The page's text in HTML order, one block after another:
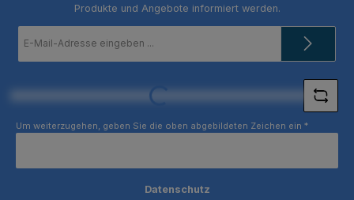
Produkte und Angebote informiert werden.
Mail-
Loading...
Um weiterzugehen, geben Sie die oben abgebildeten Zeichen ein *
Datenschutz